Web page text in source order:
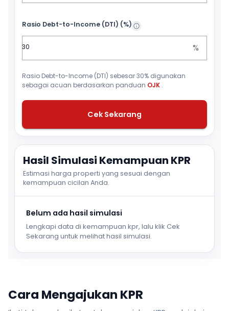
Rasio Debt-to-Income (DTI) (%)
%
Rasio Debt-to-Income (DTI) sebesar 30% digunakan
sebagai acuan berdasarkan panduan OJK .
Cek Sekarang
Hasil Simulasi Kemampuan KPR
Estimasi harga properti yang sesuai dengan
kemampuan cicilan Anda.
Belum ada hasil simulasi
Lengkapi data di kemampuan kpr, lalu klik Cek
Sekarang untuk melihat hasil simulasi.
Cara Mengajukan KPR